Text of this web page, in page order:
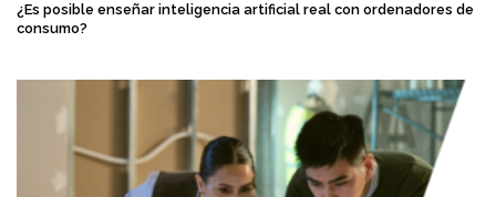
¿Es posible enseñar inteligencia artificial real con ordenadores de
consumo?